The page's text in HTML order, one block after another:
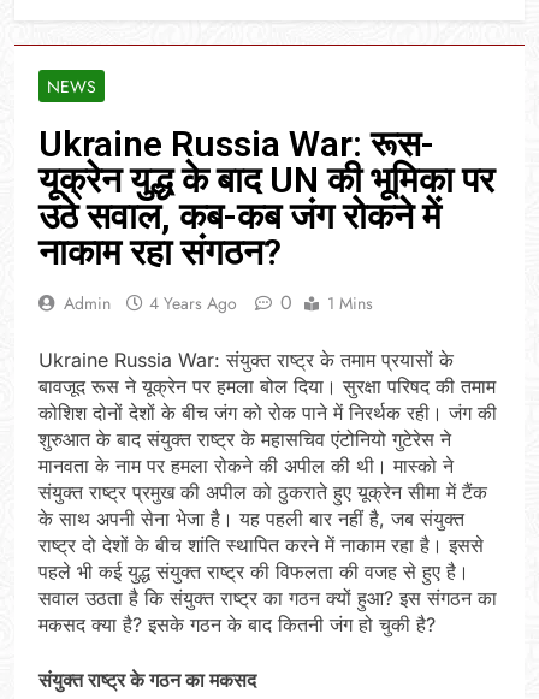
NEWS
Ukraine Russia War: रूस-
यूक्रेन युद्ध के बाद UN की भूमिका पर
उठे सवाल, कब-कब जंग रोकने में
नाकाम रहा संगठन?
Admin 4 Years Ago 0 1 Mins
Ukraine Russia War: संयुक्‍त राष्‍ट्र के तमाम प्रयासों के
बावजूद रूस ने यूक्रेन पर हमला बोल दिया। सुरक्षा परिषद की तमाम
कोशिश दोनों देशों के बीच जंग को रोक पाने में निरर्थक रही। जंग की
शुरुआत के बाद संयुक्‍त राष्‍ट्र के महासचिव एंटोनियो गुटेरेस ने
मानवता के नाम पर हमला रोकने की अपील की थी। मास्‍को ने
संयुक्‍त राष्‍ट्र प्रमुख की अपील को ठुकराते हुए यूक्रेन सीमा में टैंक
के साथ अपनी सेना भेजा है। यह पहली बार नहीं है, जब संयुक्‍त
राष्‍ट्र दो देशों के बीच शांति स्‍थापित करने में नाकाम रहा है। इससे
पहले भी कई युद्ध संयुक्‍त राष्‍ट्र की विफलता की वजह से हुए है।
सवाल उठता है कि संयुक्‍त राष्‍ट्र का गठन क्यों हुआ? इस संगठन का
मकसद क्‍या है? इसके गठन के बाद कितनी जंग हो चुकी है?
संयुक्‍त राष्‍ट्र के गठन का मकसद